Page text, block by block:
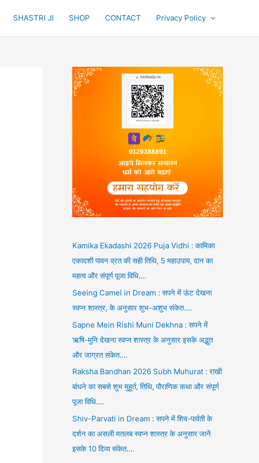
SHASTRI JI SHOP CONTACT Privacy Policy
Kamika Ekadashi 2026 Puja Vidhi : कामिका
एकादशी पावन व्रत की सही तिथि, 5 महाउपाय, दान का
महत्व और संपूर्ण पूजा विधि….
Seeing Camel in Dream : सपने में ऊंट देखना
स्वप्न शास्त्र, के अनुसार शुभ-अशुभ संकेत….
Sapne Mein Rishi Muni Dekhna : सपने में
ऋषि-मुनि देखना स्वप्न शास्त्र के अनुसार इसके अद्भुत
और जाग्रत संकेत….
Raksha Bandhan 2026 Subh Muhurat : राखी
बांधने का सबसे शुभ मुहूर्त, तिथि, पौराणिक कथा और संपूर्ण
पूजा विधि….
Shiv-Parvati in Dream : सपने में शिव-पार्वती के
दर्शन का असली मतलब स्वप्न शास्त्र के अनुसार जानें
इसके 10 दिव्य संकेत….